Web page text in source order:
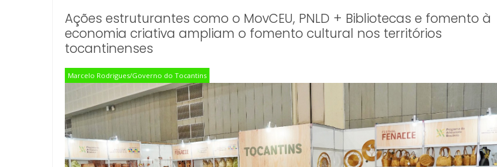
Ações estruturantes como o MovCEU, PNLD + Bibliotecas e fomento à
economia criativa ampliam o fomento cultural nos territórios
tocantinenses
Marcelo Rodrigues/Governo do Tocantins